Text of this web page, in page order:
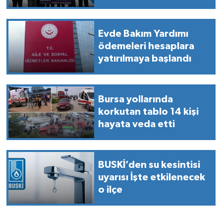
Evde Bakım Yardımı
ödemeleri hesaplara
yatırılmaya başlandı
Bursa yollarında
korkutan tablo 14 kişi
hayata veda etti
BUSKİ’den su kesintisi
uyarısı İşte etkilenecek
o ilçe